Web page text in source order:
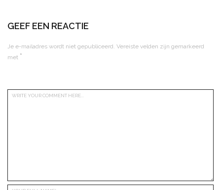
GEEF EEN REACTIE
Je e-mailadres wordt niet gepubliceerd. Vereiste velden zijn gemarkeerd
met *